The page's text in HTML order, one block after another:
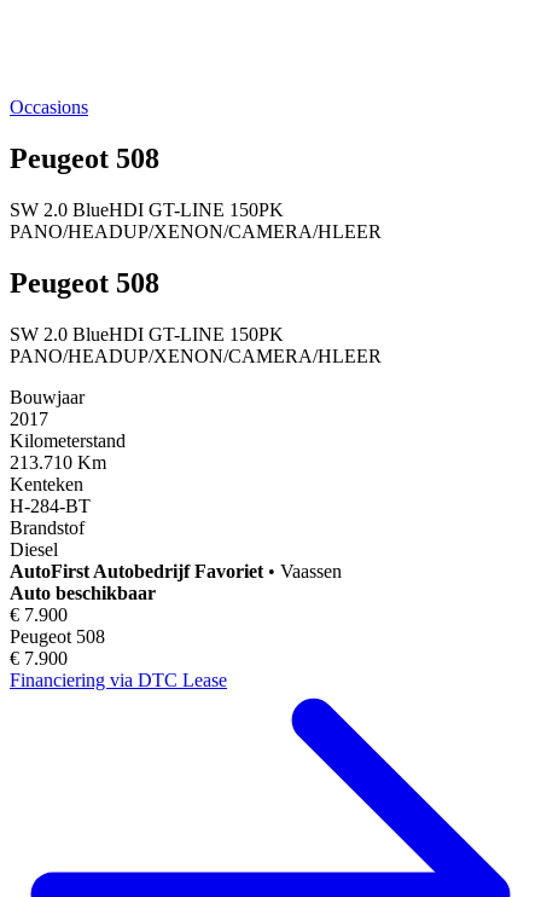
Occasions
Peugeot 508
SW 2.0 BlueHDI GT-LINE 150PK
PANO/HEADUP/XENON/CAMERA/HLEER
Peugeot 508
SW 2.0 BlueHDI GT-LINE 150PK
PANO/HEADUP/XENON/CAMERA/HLEER
Bouwjaar
2017
Kilometerstand
213.710 Km
Kenteken
H-284-BT
Brandstof
Diesel
AutoFirst Autobedrijf Favoriet • Vaassen
Auto beschikbaar
€ 7.900
Peugeot 508
€ 7.900
Financiering via DTC Lease